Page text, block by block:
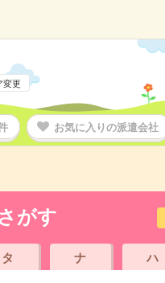
変更
お気に入りの派遣会社
がす
タ ナ ハ